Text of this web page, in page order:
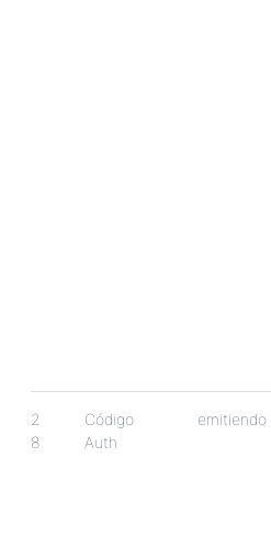
2
8
Código
Auth
emitiendo